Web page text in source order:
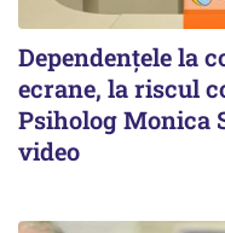
Dependențele la
ecrane, la riscul
Psiholog Monica
video